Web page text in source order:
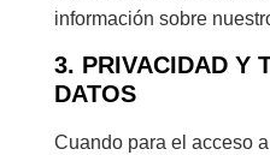
información sobre
3. PRIVACIDAD Y
DATOS
Cuando para el acceso